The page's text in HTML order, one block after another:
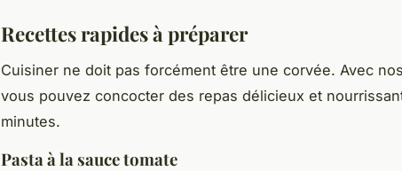
Recettes rapides à préparer
Cuisiner ne doit pas forcément être une corvée. Avec nos
vous pouvez concocter des repas délicieux et
minutes.
Pasta à la sauce tomate